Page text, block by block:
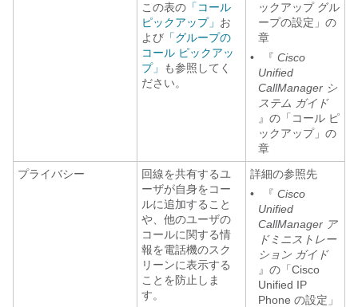
この表の 「コール
ピックアップ」 お
よび 「グループの
コール ピックアッ
プ」
も参照してく
ださい。
ックアップ グル
ープの設定」の
章
•
『 Cisco
Unified
CallManager シ
ステム ガイド
』の「コール ピ
ックアップ」の
章
プライバシー
回線を共有するユ
ーザが自身をコー
ルに追加すること
や、他のユーザの
コールに関する情
報を電話機のスク
リーンに表示する
ことを防止しま
す。
詳細の参照先
•
『 Cisco
Unified
CallManager ア
ドミニストレー
ション ガイド
』の「Cisco
Unified IP
Phone の設定」